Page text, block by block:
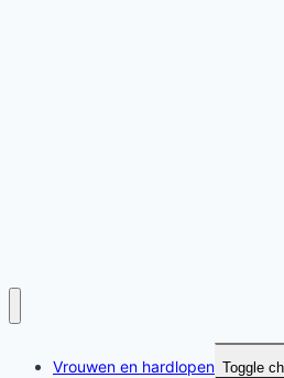
Vrouwen en hardlopen Toggle